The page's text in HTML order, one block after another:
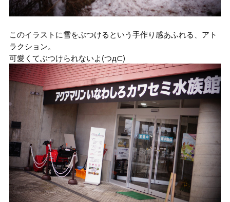
このイラストに雪をぶつけるという手作り感あふれる、アト
ラクション。
可愛くてぶつけられないよ(つд⊂)